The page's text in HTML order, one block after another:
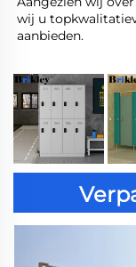
wij u
aanbieden.